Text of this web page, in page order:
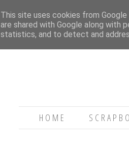
HOME
This site uses cookies from
are shared with Google along with
statistics, and to detect and